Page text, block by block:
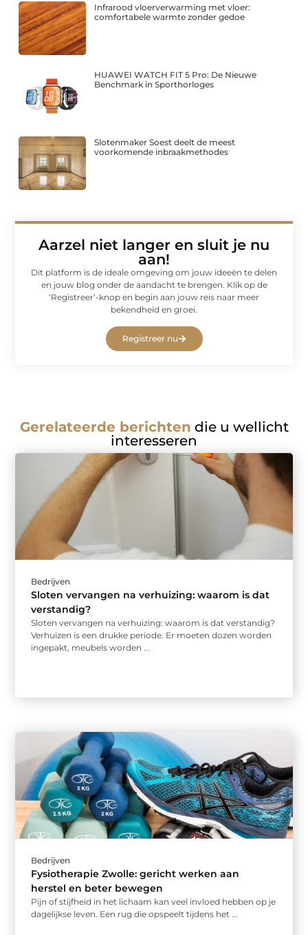
Infrarood vloerverwarming met vloer:
comfortabele warmte zonder gedoe
HUAWEI WATCH FIT 5 Pro: De Nieuwe
Benchmark in Sporthorloges
Slotenmaker Soest deelt de meest
voorkomende inbraakmethodes
Aarzel niet langer en sluit je nu
aan!
Dit platform is de ideale omgeving om jouw ideeën te delen
en jouw blog onder de aandacht te brengen. Klik op de
‘Registreer’-knop en begin aan jouw reis naar meer
bekendheid en groei.
Registreer nu
Gerelateerde berichten die u wellicht
interesseren
Bedrijven
Sloten vervangen na verhuizing: waarom is dat
verstandig?
Sloten vervangen na verhuizing: waarom is dat verstandig?
Verhuizen is een drukke periode. Er moeten dozen worden
ingepakt, meubels worden ...
Bedrijven
Fysiotherapie Zwolle: gericht werken aan
herstel en beter bewegen
Pijn of stijfheid in het lichaam kan veel invloed hebben op je
dagelijkse leven. Een rug die opspeelt tijdens het ...